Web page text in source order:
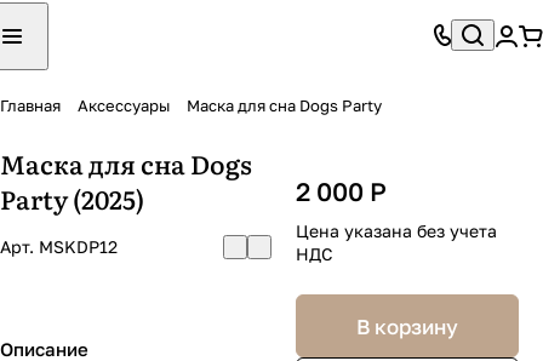
Главная Аксессуары Маска для сна Dogs Party
Маска для сна Dogs
Party (2025)
Арт. MSKDP12
Описание
2 000 Р
Цена указана без учета
НДС
В корзину